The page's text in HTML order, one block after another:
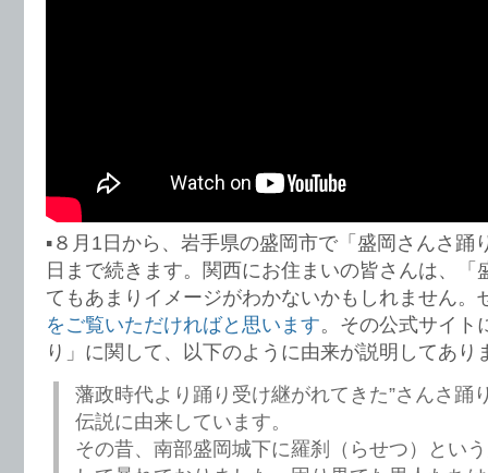
▪️８月1日から、岩手県の盛岡市で「盛岡さんさ踊
日まで続きます。関西にお住まいの皆さんは、「
てもあまりイメージがわかないかもしれません。
をご覧いただければと思います。その公式サイト
り」に関して、以下のように由来が説明してあり
藩政時代より踊り受け継がれてきた”さんさ踊
伝説に由来しています。
その昔、南部盛岡城下に羅刹（らせつ）とい